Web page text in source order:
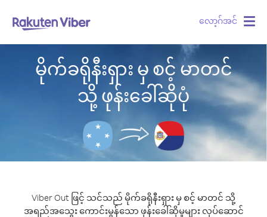
လော့ဂ်အင်
မိုက်ခရိုနီးရှား မှ စင့် မာတင်
သို့ ဖုန်းခေါ်ဆိုပုံ
Viber Out ဖြင့် သင်သည် မိုက်ခရိုနီးရှား မှ စင့် မာတင် သို့
အရည်အသွေး ကောင်းမွန်သော ဖုန်းခေါ်ဆိုမှုများ လုပ်ဆောင်